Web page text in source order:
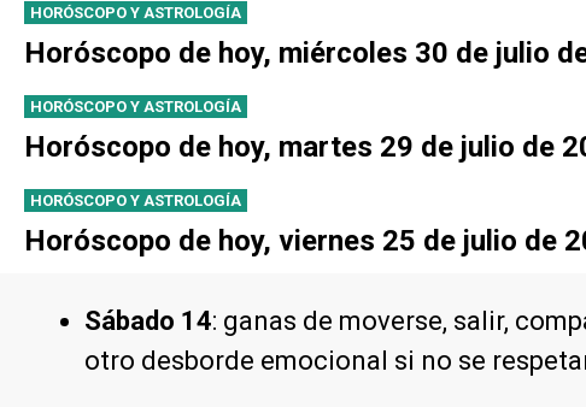
HORÓSCOPO Y ASTROLOGÍA
Horóscopo de hoy, miércoles 30 de julio
HORÓSCOPO Y ASTROLOGÍA
Horóscopo de hoy, martes 29 de julio de
HORÓSCOPO Y ASTROLOGÍA
Horóscopo de hoy, viernes 25 de julio de
Sábado 14: ganas de moverse, salir,
otro desborde emocional si no se